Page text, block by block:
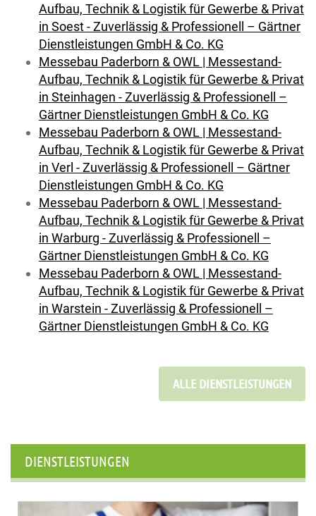
Aufbau, Technik & Logistik für Gewerbe & Privat
in Soest - Zuverlässig & Professionell – Gärtner
Dienstleistungen GmbH & Co. KG
Messebau Paderborn & OWL | Messestand-
Aufbau, Technik & Logistik für Gewerbe & Privat
in Steinhagen - Zuverlässig & Professionell –
Gärtner Dienstleistungen GmbH & Co. KG
Messebau Paderborn & OWL | Messestand-
Aufbau, Technik & Logistik für Gewerbe & Privat
in Verl - Zuverlässig & Professionell – Gärtner
Dienstleistungen GmbH & Co. KG
Messebau Paderborn & OWL | Messestand-
Aufbau, Technik & Logistik für Gewerbe & Privat
in Warburg - Zuverlässig & Professionell –
Gärtner Dienstleistungen GmbH & Co. KG
Messebau Paderborn & OWL | Messestand-
Aufbau, Technik & Logistik für Gewerbe & Privat
in Warstein - Zuverlässig & Professionell –
Gärtner Dienstleistungen GmbH & Co. KG
ALLE DIENSTLEISTUNGEN
DIENSTLEISTUNGEN